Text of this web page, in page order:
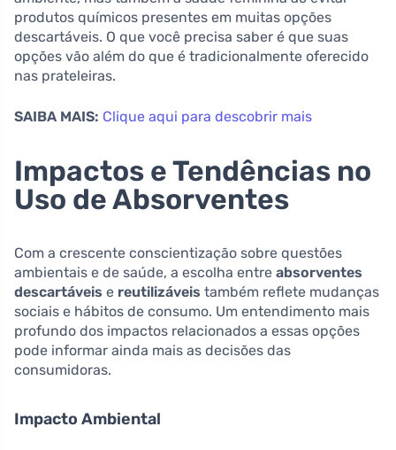
produtos químicos presentes em muitas opções
descartáveis. O que você precisa saber é que suas
opções vão além do que é tradicionalmente oferecido
nas prateleiras.
SAIBA MAIS: Clique aqui para descobrir mais
Impactos e Tendências no
Uso de Absorventes
Com a crescente conscientização sobre questões
ambientais e de saúde, a escolha entre absorventes
descartáveis e reutilizáveis também reflete mudanças
sociais e hábitos de consumo. Um entendimento mais
profundo dos impactos relacionados a essas opções
pode informar ainda mais as decisões das
consumidoras.
Impacto Ambiental